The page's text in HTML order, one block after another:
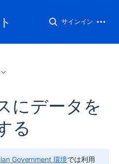
サインイン
にデータを
る
Government 環境では利用